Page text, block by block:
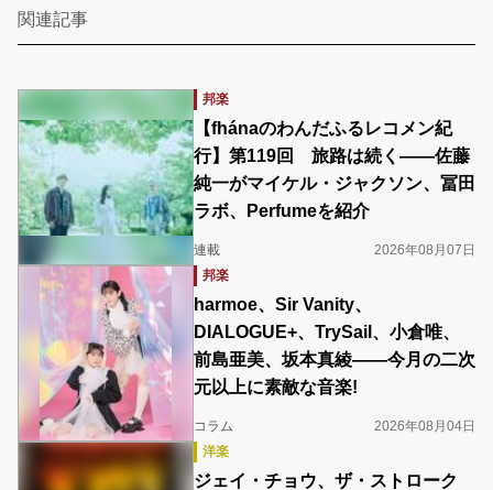
関連記事
邦楽
【fhánaのわんだふるレコメン紀
行】第119回 旅路は続く――佐藤
純一がマイケル・ジャクソン、冨田
ラボ、Perfumeを紹介
連載
2026年08月07日
邦楽
harmoe、Sir Vanity、
DIALOGUE+、TrySail、小倉唯、
前島亜美、坂本真綾――今月の二次
元以上に素敵な音楽!
コラム
2026年08月04日
洋楽
ジェイ・チョウ、ザ・ストローク